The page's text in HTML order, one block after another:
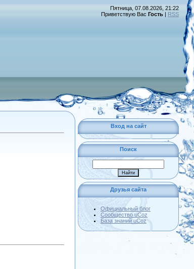
Пятница, 07.08.2026, 21:22
Приветствую Вас Гость | RSS
Вход на сайт
Поиск
Друзья сайта
Официальный блог
Сообщество uCoz
База знаний uCoz